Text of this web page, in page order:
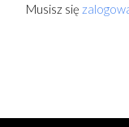
Musisz się